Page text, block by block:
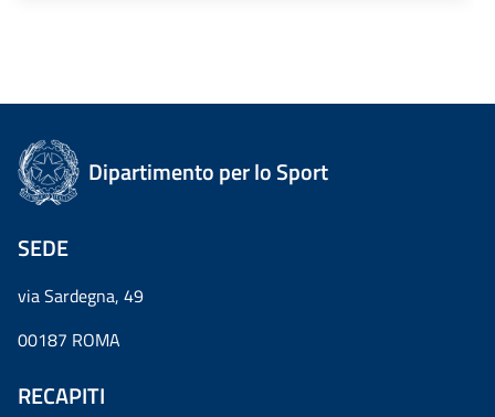
Dipartimento per lo Sport
SEDE
via Sardegna, 49
00187 ROMA
RECAPITI